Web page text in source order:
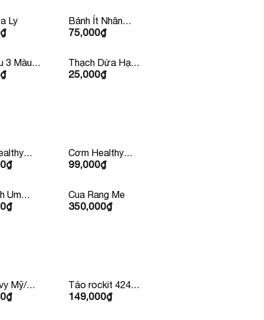
Ly
₫
Bánh Ít Nhân
Tôm Thịt
75,000₫
3 Màu
₫
Thạch Dừa Hạt
Chia
25,000₫
Mỹ
₫
Cơm Healthy
Kèm Nước Ép
99,000₫
Um
Ăn
₫
Cua Rang Me
350,000₫
Mỹ/
₫
Táo rockit 424g
4 Quả Mỹ/
149,000₫